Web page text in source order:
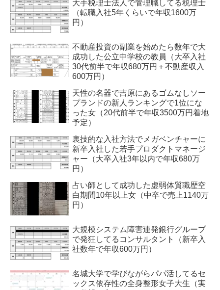
大手税理士法人で管理職してる税理士
（転職入社5年くらいで年収1600万
円）
不動産投資の副業を始めたら数年で大
成功した公立中学校の教員（大卒入社
30代前半で年収680万円＋不動産収入
600万円）
天性の名器で吉原にあるゴムなしソー
プランドの新人ランキングで1位にな
った女（20代前半で年収3500万円着地
予定）
裏技的な入社方法でメガベンチャーに
新卒入社した若手プロダクトマネージ
ャー（大卒入社3年以内で年収680万
円）
占い師として成功した虚弱体質職歴空
白期間10年以上女（中卒で売上1140万
円）
大規模システム障害連発銀行グループ
で発狂してるコンサルタント（新卒入
社数年で年収600万円）
名城大学で学びながらパパ活してるセ
ックス依存性の全身整形女子大生（実